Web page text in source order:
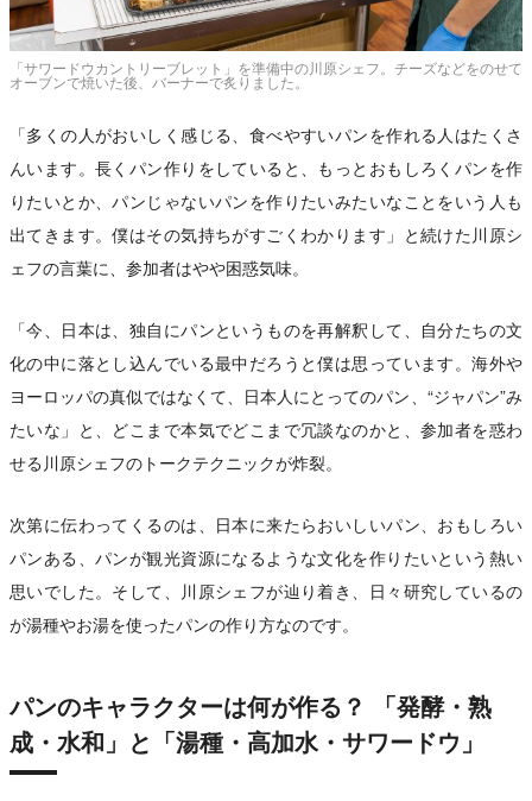
「サワードウカントリーブレット」を準備中の川原シェフ。チーズなどをのせて
オーブンで焼いた後、バーナーで炙りました。
「多くの人がおいしく感じる、食べやすいパンを作れる人はたくさ
んいます。長くパン作りをしていると、もっとおもしろくパンを作
りたいとか、パンじゃないパンを作りたいみたいなことをいう人も
出てきます。僕はその気持ちがすごくわかります」と続けた川原シ
ェフの言葉に、参加者はやや困惑気味。
「今、日本は、独自にパンというものを再解釈して、自分たちの文
化の中に落とし込んでいる最中だろうと僕は思っています。海外や
ヨーロッパの真似ではなくて、日本人にとってのパン、“ジャパン”み
たいな」と、どこまで本気でどこまで冗談なのかと、参加者を惑わ
せる川原シェフのトークテクニックが炸裂。
次第に伝わってくるのは、日本に来たらおいしいパン、おもしろい
パンある、パンが観光資源になるような文化を作りたいという熱い
思いでした。そして、川原シェフが辿り着き、日々研究しているの
が湯種やお湯を使ったパンの作り方なのです。
パンのキャラクターは何が作る？ 「発酵・熟
成・水和」と「湯種・高加水・サワードウ」